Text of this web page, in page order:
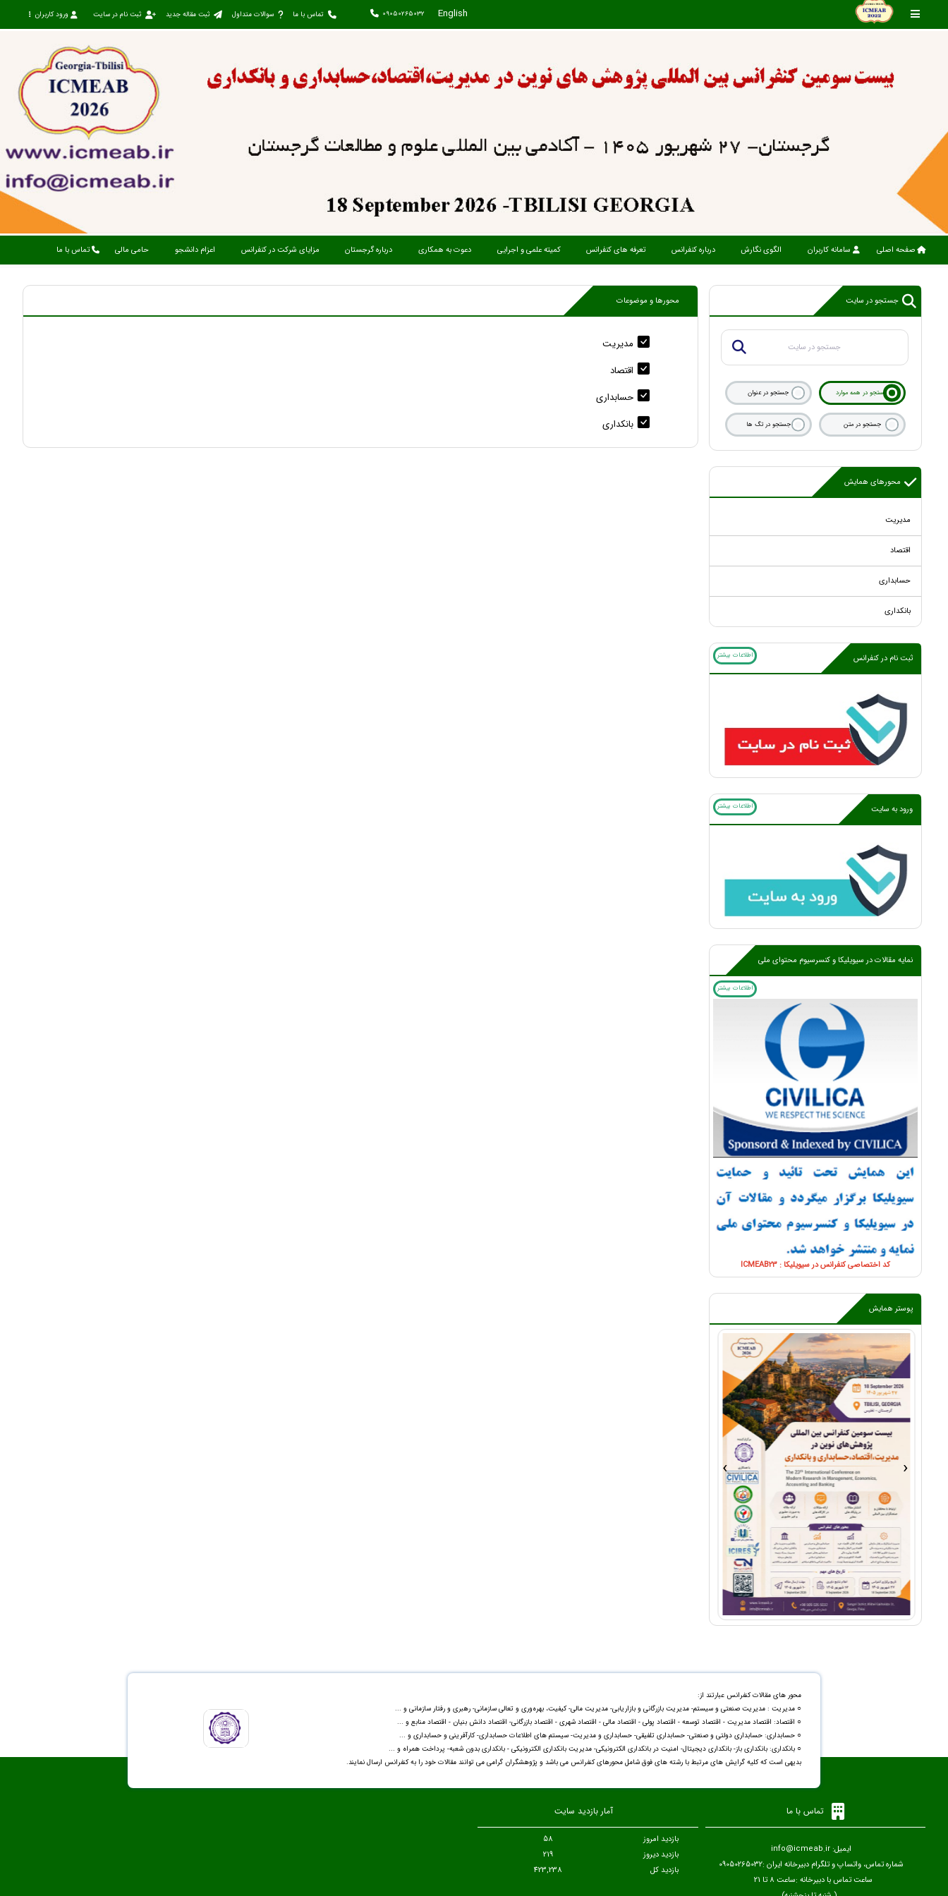
English
09050265032 تماس با ما سوالات متداول ثبت مقاله جدید ثبت نام در سایت ورود کاربران
صفحه اصلی سامانه کاربران الگوی نگارش درباره کنفرانس تعرفه های کنفرانس کمیته علمی و اجرایی دعوت به همکاری درباره گرجستان مزایای شرکت در کنفرانس اعزام دانشجو حامی مالی تماس با ما
جستجو در سایت
جستجو در همه موارد جستجو در عنوان
جستجو در متن جستجو در تگ ها
محورهای همایش
مدیریت
اقتصاد
حسابداری
بانکداری
ثبت نام در کنفرانس اطلاعات بیشتر
ورود به سایت اطلاعات بیشتر
نمایه مقالات در سیویلیکا و کنسرسیوم محتوای ملی
اطلاعات بیشتر
کد اختصاصی کنفرانس در سیویلیکا : ICMEAB23
پوستر همایش
› ‹
محورها و موضوعات
مدیریت
اقتصاد
حسابداری
بانکداری
محور های مقالات کنفرانس عبارتند از:
○ مدیریت : مدیریت صنعتی و سیستم- مدیریت بازرگانی و بازاریابی- مدیریت مالی- کیفیت، بهره‌وری و تعالی سازمانی- رهبری و رفتار سازمانی و ...
○ اقتصاد: اقتصاد مدیریت - اقتصاد توسعه - اقتصاد پولی - اقتصاد مالی - اقتصاد شهری - اقتصاد بازرگانی- اقتصاد دانش بنیان - اقتصاد منابع و ...
○ حسابداری: حسابداری دولتی و صنعتی- حسابداری تلفیقی- حسابداری و مدیریت- سیستم های اطلاعات حسابداری- کارآفرینی و حسابداری و ...
○ بانکداری: بانکداری باز- بانکداری دیجیتال- امنیت در بانکداری الکترونیکی- مدیریت بانکداری الکترونیکی - بانکداری بدون شعبه- پرداخت همراه و ...
بدیهی است که کلیه گرایش های مرتبط با رشته های فوق شامل محورهای کنفرانس می باشد و پژوهشگران گرامی می توانند مقالات خود را به کنفرانس ارسال نمایند.
تماس با ما
ایمیل: info@icmeab.ir
شماره تماس، واتساپ و تلگرام دبیرخانه ایران :09050265032
ساعت تماس با دبیرخانه :ساعت 8 تا 21
آمار بازدید سایت
بازدید امروز
58
بازدید دیروز
219
بازدید کل
423,238